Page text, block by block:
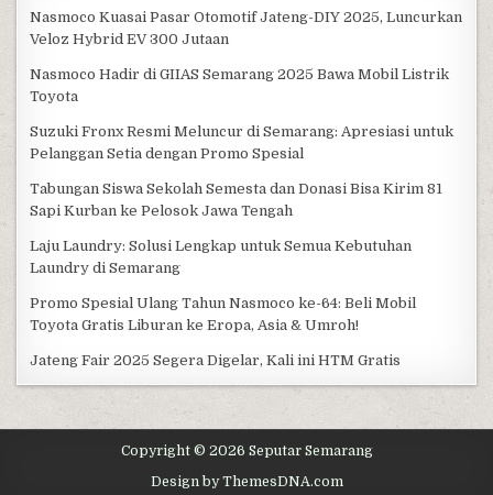
Nasmoco Kuasai Pasar Otomotif Jateng-DIY 2025, Luncurkan
Veloz Hybrid EV 300 Jutaan
Nasmoco Hadir di GIIAS Semarang 2025 Bawa Mobil Listrik
Toyota
Suzuki Fronx Resmi Meluncur di Semarang: Apresiasi untuk
Pelanggan Setia dengan Promo Spesial
Tabungan Siswa Sekolah Semesta dan Donasi Bisa Kirim 81
Sapi Kurban ke Pelosok Jawa Tengah
Laju Laundry: Solusi Lengkap untuk Semua Kebutuhan
Laundry di Semarang
Promo Spesial Ulang Tahun Nasmoco ke-64: Beli Mobil
Toyota Gratis Liburan ke Eropa, Asia & Umroh!
Jateng Fair 2025 Segera Digelar, Kali ini HTM Gratis
Copyright © 2026 Seputar Semarang
Design by ThemesDNA.com